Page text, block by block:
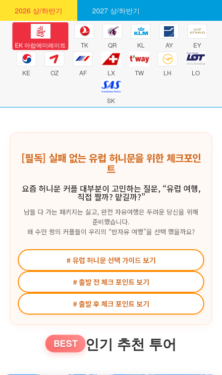
2026 상/하반기 2027 상/하반기
EK 아랍에미레이트 TK QR KL AY EY
KE OZ AF LX TW LH LO
SK
[필독] 실패 없는 유럽 허니문을 위한 체크포인
트
요즘 허니문 커플 대부분이 고민하는 질문, “유럽 여행,
직접 짤까? 맡길까?”
남들 다 가는 패키지는 싫고, 완전 자유여행은 두려운 당신을 위해
준비했습니다.
왜 수만 쌍의 커플들이 우리의 “반자유 여행”을 선택 했을까요?
# 유럽 허니문 선택 가이드 보기
# 출발 전 체크 포인트 보기
# 출발 후 체크 포인트 보기
BEST 인기 추천 투어